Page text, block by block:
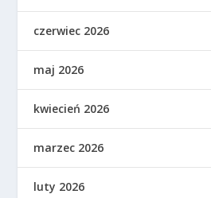
czerwiec 2026
maj 2026
kwiecień 2026
marzec 2026
luty 2026